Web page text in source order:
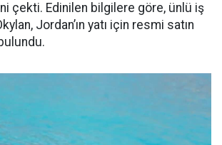
çekti. Edinilen bilgilere göre, ünlü iş
Jordan’ın yatı için resmi satın